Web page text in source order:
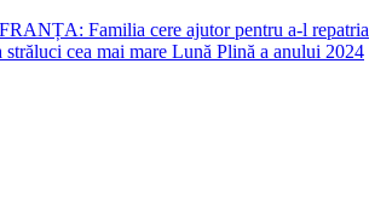
Familia cere ajutor pentru a-l repatria
cea mai mare Lună Plină a anului 2024